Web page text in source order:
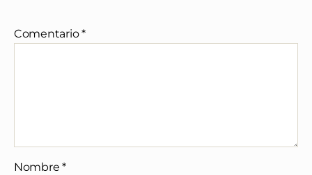
Comentario*
Nombre*